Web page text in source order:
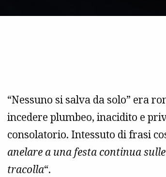
“Nessuno si salva da solo” era
incedere plumbeo, inacidito e
consolatorio. Intessuto di frasi
anelare a una festa continua
tracolla“.